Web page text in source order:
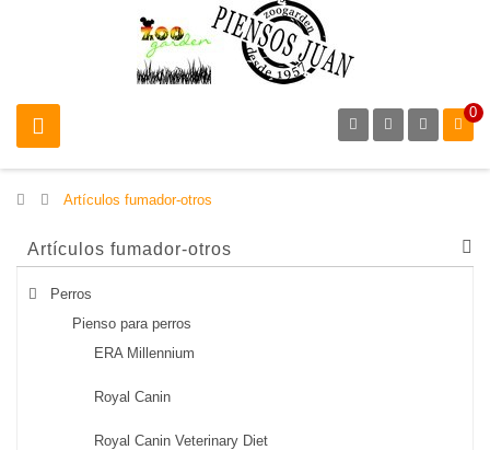
0
> Artículos fumador-otros
Artículos fumador-otros
Perros
Pienso para perros
ERA Millennium
Royal Canin
Royal Canin Veterinary Diet